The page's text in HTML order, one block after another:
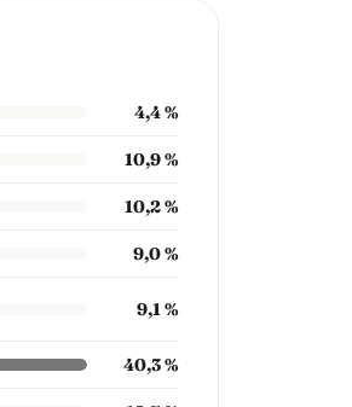
4,4 %
10,9 %
10,2 %
9,0 %
9,1 %
40,3 %